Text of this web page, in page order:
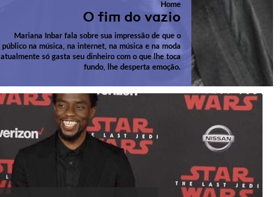
Home
O fim do vazio
Mariana Inbar fala sobre sua impressão de que o
público na música, na internet, na música e na moda
atualmente só gasta seu dinheiro com o que lhe toca
fundo, lhe desperta emoção.